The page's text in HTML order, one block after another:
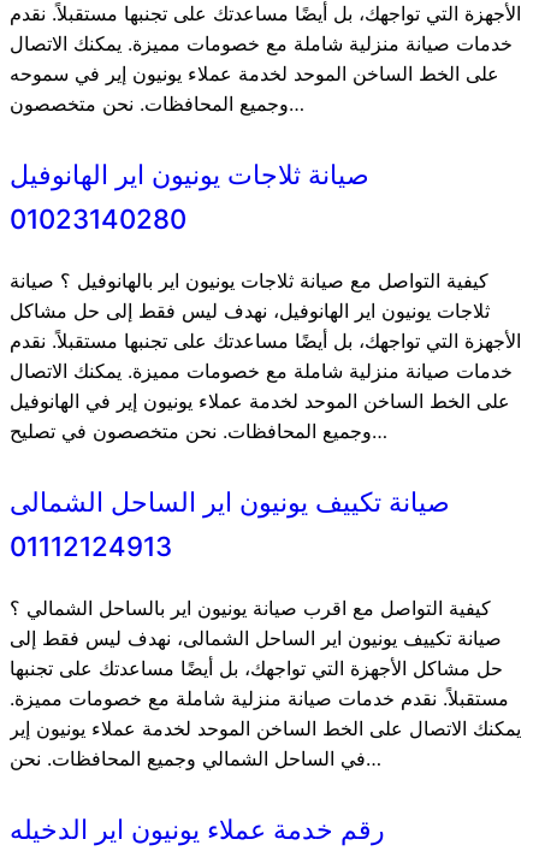
الأجهزة التي تواجهك، بل أيضًا مساعدتك على تجنبها مستقبلاً. نقدم
خدمات صيانة منزلية شاملة مع خصومات مميزة. يمكنك الاتصال
على الخط الساخن الموحد لخدمة عملاء يونيون إير في سموحه
وجميع المحافظات. نحن متخصصون…
صيانة ثلاجات يونيون اير الهانوفيل
01023140280
كيفية التواصل مع صيانة ثلاجات يونيون اير بالهانوفيل ؟ صيانة
ثلاجات يونيون اير الهانوفيل، نهدف ليس فقط إلى حل مشاكل
الأجهزة التي تواجهك، بل أيضًا مساعدتك على تجنبها مستقبلاً. نقدم
خدمات صيانة منزلية شاملة مع خصومات مميزة. يمكنك الاتصال
على الخط الساخن الموحد لخدمة عملاء يونيون إير في الهانوفيل
وجميع المحافظات. نحن متخصصون في تصليح…
صيانة تكييف يونيون اير الساحل الشمالى
01112124913
كيفية التواصل مع اقرب صيانة يونيون اير بالساحل الشمالي ؟
صيانة تكييف يونيون اير الساحل الشمالى، نهدف ليس فقط إلى
حل مشاكل الأجهزة التي تواجهك، بل أيضًا مساعدتك على تجنبها
مستقبلاً. نقدم خدمات صيانة منزلية شاملة مع خصومات مميزة.
يمكنك الاتصال على الخط الساخن الموحد لخدمة عملاء يونيون إير
في الساحل الشمالي وجميع المحافظات. نحن…
رقم خدمة عملاء يونيون اير الدخيله